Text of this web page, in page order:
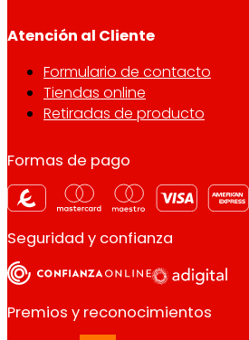
Atención al Cliente
Formulario de contacto
Tiendas online
Retiradas de producto
Formas de pago
Seguridad y confianza
Premios y reconocimientos